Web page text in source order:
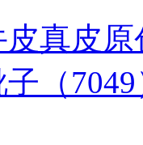
真皮
（